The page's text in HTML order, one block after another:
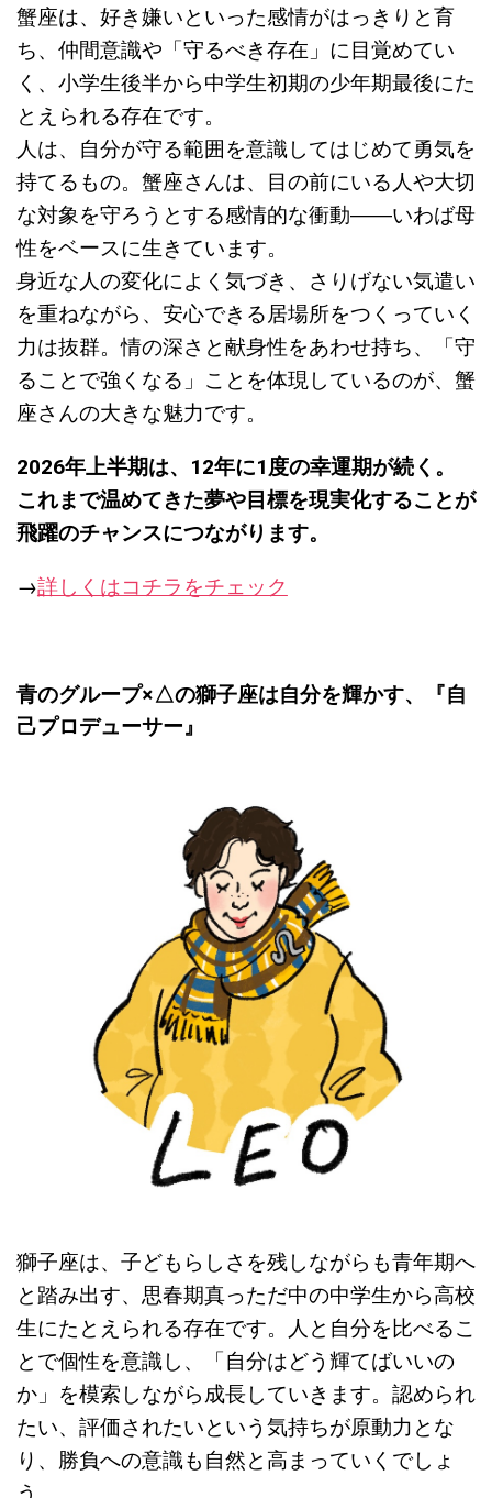
蟹座は、好き嫌いといった感情がはっきりと育
ち、仲間意識や「守るべき存在」に目覚めてい
く、小学生後半から中学生初期の少年期最後にた
とえられる存在です。
人は、自分が守る範囲を意識してはじめて勇気を
持てるもの。蟹座さんは、目の前にいる人や大切
な対象を守ろうとする感情的な衝動――いわば母
性をベースに生きています。
身近な人の変化によく気づき、さりげない気遣い
を重ねながら、安心できる居場所をつくっていく
力は抜群。情の深さと献身性をあわせ持ち、「守
ることで強くなる」ことを体現しているのが、蟹
座さんの大きな魅力です。
2026年上半期は、12年に1度の幸運期が続く。
これまで温めてきた夢や目標を現実化することが
飛躍のチャンスにつながります。
→詳しくはコチラをチェック
青のグループ×△の獅子座は自分を輝かす、『自
己プロデューサー』
獅子座は、子どもらしさを残しながらも青年期へ
と踏み出す、思春期真っただ中の中学生から高校
生にたとえられる存在です。人と自分を比べるこ
とで個性を意識し、「自分はどう輝てばいいの
か」を模索しながら成長していきます。認められ
たい、評価されたいという気持ちが原動力とな
り、勝負への意識も自然と高まっていくでしょ